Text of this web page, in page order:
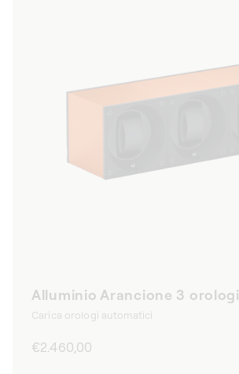
Alluminio Arancione 3 orologi
Carica orologi automatici
Prezzo
€2.460,00